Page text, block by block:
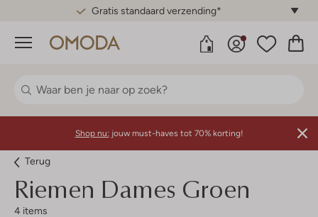
Gratis standaard verzending*
Menu
Shop nu: jouw must-haves tot 70% korting!
Terug
Riemen Dames Groen
4 items